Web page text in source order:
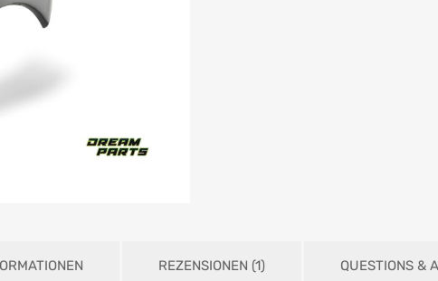
REZENSIONEN (1) QUESTIONS &